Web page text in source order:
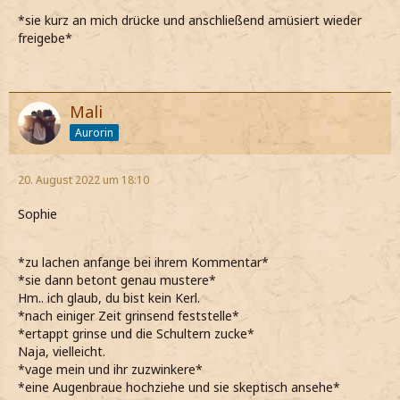
*sie kurz an mich drücke und anschließend amüsiert wieder
freigebe*
Mali
Aurorin
20. August 2022 um 18:10
Sophie
*zu lachen anfange bei ihrem Kommentar*
*sie dann betont genau mustere*
Hm.. ich glaub, du bist kein Kerl.
*nach einiger Zeit grinsend feststelle*
*ertappt grinse und die Schultern zucke*
Naja, vielleicht.
*vage mein und ihr zuzwinkere*
*eine Augenbraue hochziehe und sie skeptisch ansehe*